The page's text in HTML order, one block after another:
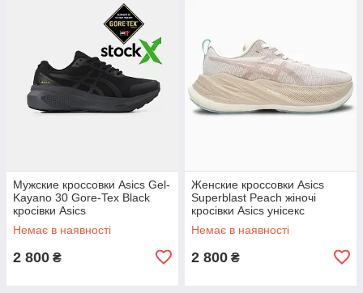
Мужские кроссовки Asics Gel-
Kayano 30 Gore-Tex Black
кросівки Asics
Немає в наявності
2 800 ₴
Женские кроссовки Asics
Superblast Peach жіночі
кросівки Asics унісекс
Немає в наявності
2 800 ₴